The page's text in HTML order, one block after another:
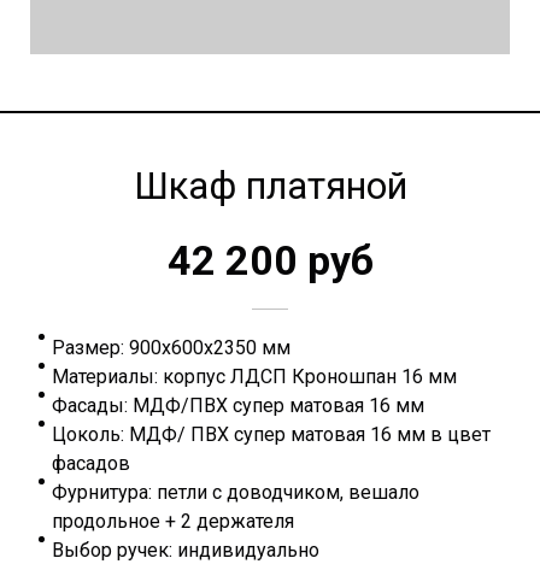
Шкаф платяной
42 200 руб
Размер: 900х600х2350 мм
Материалы: корпус ЛДСП Кроношпан 16 мм
Фасады: МДФ/ПВХ супер матовая 16 мм
Цоколь: МДФ/ ПВХ супер матовая 16 мм в цвет
фасадов
Фурнитура: петли с доводчиком, вешало
продольное + 2 держателя
Выбор ручек: индивидуально